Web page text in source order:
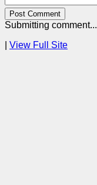
Post Comment
Submitting comment...
View Full Site